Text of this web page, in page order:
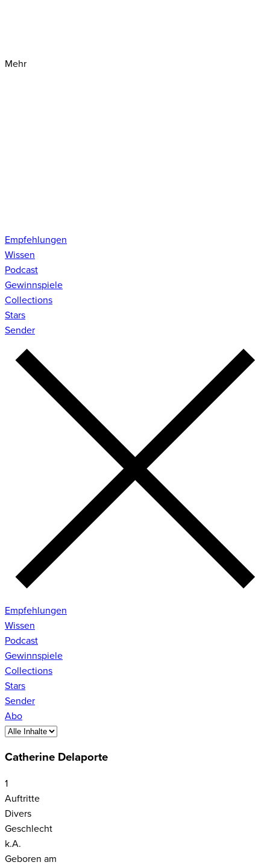
Mehr
Empfehlungen
Wissen
Podcast
Gewinnspiele
Collections
Stars
Sender
Empfehlungen
Wissen
Podcast
Gewinnspiele
Collections
Stars
Sender
Abo
Catherine Delaporte
1
Auftritte
Divers
Geschlecht
k.A.
Geboren am